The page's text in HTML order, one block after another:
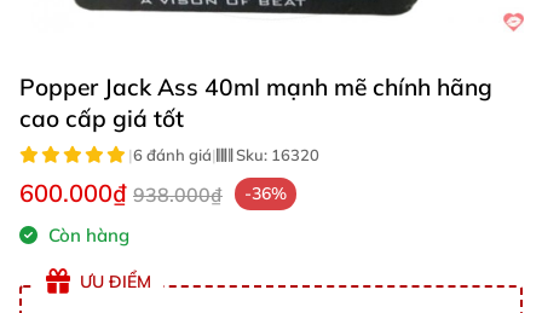
Popper Jack Ass 40ml mạnh mẽ chính hãng
cao cấp giá tốt
|6 đánh giá| Sku: 16320
600.000₫ 938.000₫ -36%
Còn hàng
ƯU ĐIỂM